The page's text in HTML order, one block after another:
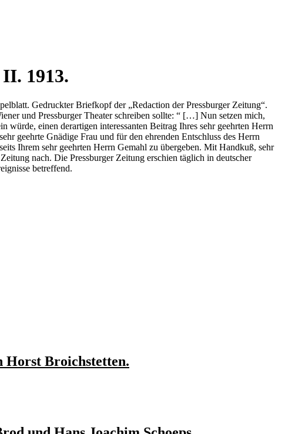
1913.
Gedruckter Briefkopf der „Redaction der Pressburger Zeitung“.
und Pressburger Theater schreiben sollte: “ […] Nun setzen mich,
würde, einen derartigen interessanten Beitrag Ihres sehr geehrten Herrn
geehrte Gnädige Frau und für den ehrenden Entschluss des Herrn
Ihrem sehr geehrten Herrn Gemahl zu übergeben. Mit Handkuß, sehr
nach. Die Pressburger Zeitung erschien täglich in deutscher
betreffend.
Horst Broichstetten.